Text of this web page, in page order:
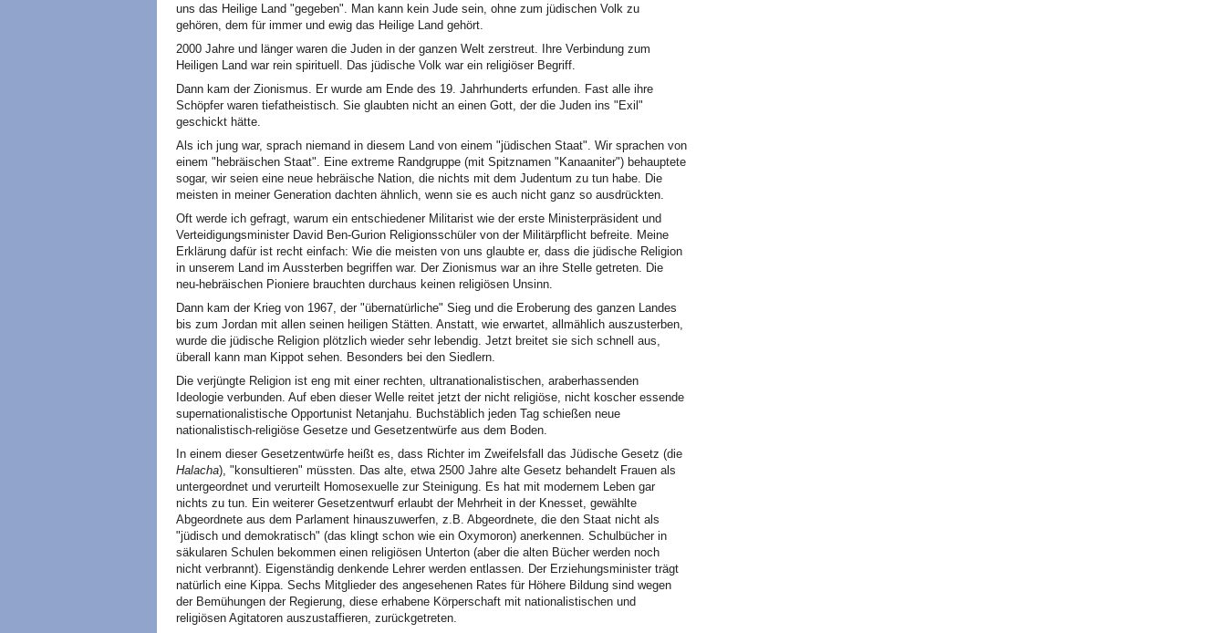
uns das Heilige Land "gegeben". Man kann kein Jude sein, ohne zum jüdischen Volk zu
gehören, dem für immer und ewig das Heilige Land gehört.
2000 Jahre und länger waren die Juden in der ganzen Welt zerstreut. Ihre Verbindung zum
Heiligen Land war rein spirituell. Das jüdische Volk war ein religiöser Begriff.
Dann kam der Zionismus. Er wurde am Ende des 19. Jahrhunderts erfunden. Fast alle ihre
Schöpfer waren tiefatheistisch. Sie glaubten nicht an einen Gott, der die Juden ins "Exil"
geschickt hätte.
Als ich jung war, sprach niemand in diesem Land von einem "jüdischen Staat". Wir sprachen von
einem "hebräischen Staat". Eine extreme Randgruppe (mit Spitznamen "Kanaaniter") behauptete
sogar, wir seien eine neue hebräische Nation, die nichts mit dem Judentum zu tun habe. Die
meisten in meiner Generation dachten ähnlich, wenn sie es auch nicht ganz so ausdrückten.
Oft werde ich gefragt, warum ein entschiedener Militarist wie der erste Ministerpräsident und
Verteidigungsminister David Ben-Gurion Religionsschüler von der Militärpflicht befreite. Meine
Erklärung dafür ist recht einfach: Wie die meisten von uns glaubte er, dass die jüdische Religion
in unserem Land im Aussterben begriffen war. Der Zionismus war an ihre Stelle getreten. Die
neu-hebräischen Pioniere brauchten durchaus keinen religiösen Unsinn.
Dann kam der Krieg von 1967, der "übernatürliche" Sieg und die Eroberung des ganzen Landes
bis zum Jordan mit allen seinen heiligen Stätten. Anstatt, wie erwartet, allmählich auszusterben,
wurde die jüdische Religion plötzlich wieder sehr lebendig. Jetzt breitet sie sich schnell aus,
überall kann man Kippot sehen. Besonders bei den Siedlern.
Die verjüngte Religion ist eng mit einer rechten, ultranationalistischen, araberhassenden
Ideologie verbunden. Auf eben dieser Welle reitet jetzt der nicht religiöse, nicht koscher essende
supernationalistische Opportunist Netanjahu. Buchstäblich jeden Tag schießen neue
nationalistisch-religiöse Gesetze und Gesetzentwürfe aus dem Boden.
In einem dieser Gesetzentwürfe heißt es, dass Richter im Zweifelsfall das Jüdische Gesetz (die
Halacha), "konsultieren" müssten. Das alte, etwa 2500 Jahre alte Gesetz behandelt Frauen als
untergeordnet und verurteilt Homosexuelle zur Steinigung. Es hat mit modernem Leben gar
nichts zu tun. Ein weiterer Gesetzentwurf erlaubt der Mehrheit in der Knesset, gewählte
Abgeordnete aus dem Parlament hinauszuwerfen, z.B. Abgeordnete, die den Staat nicht als
"jüdisch und demokratisch" (das klingt schon wie ein Oxymoron) anerkennen. Schulbücher in
säkularen Schulen bekommen einen religiösen Unterton (aber die alten Bücher werden noch
nicht verbrannt). Eigenständig denkende Lehrer werden entlassen. Der Erziehungsminister trägt
natürlich eine Kippa. Sechs Mitglieder des angesehenen Rates für Höhere Bildung sind wegen
der Bemühungen der Regierung, diese erhabene Körperschaft mit nationalistischen und
religiösen Agitatoren auszustaffieren, zurückgetreten.